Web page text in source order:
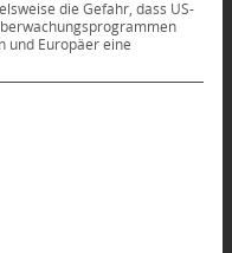
die Gefahr, dass US-
und Europäer eine
Gruppen, für die